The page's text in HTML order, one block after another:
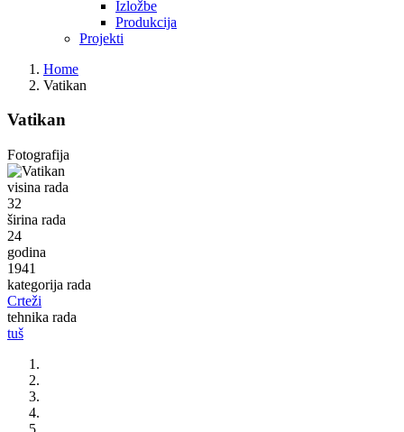
Izložbe
Produkcija
Projekti
Home
Vatikan
Vatikan
Fotografija
visina rada
32
širina rada
24
godina
1941
kategorija rada
Crteži
tehnika rada
tuš